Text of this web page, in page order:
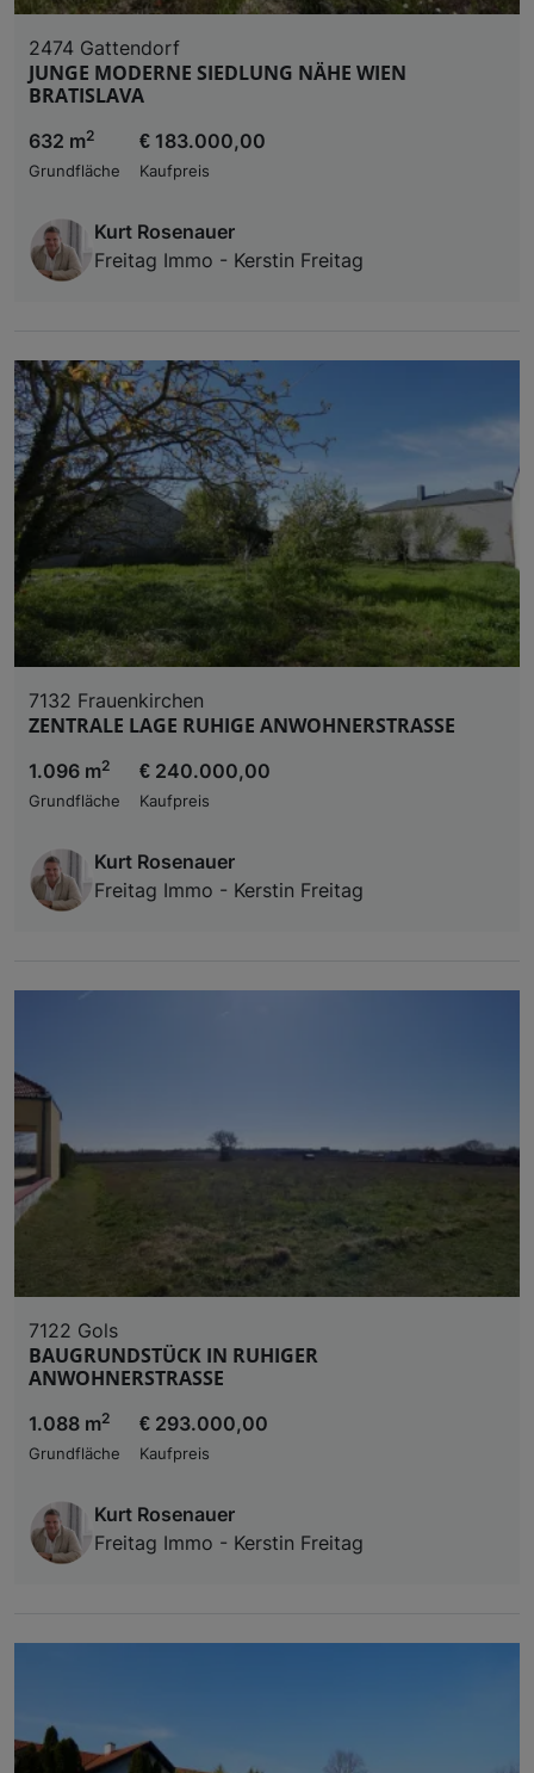
2474 Gattendorf
JUNGE MODERNE SIEDLUNG NÄHE WIEN
BRATISLAVA
632 m2
Grundfläche
€ 183.000,00
Kaufpreis
Kurt Rosenauer
Freitag Immo - Kerstin Freitag
7132 Frauenkirchen
ZENTRALE LAGE RUHIGE ANWOHNERSTRASSE
1.096 m2
Grundfläche
€ 240.000,00
Kaufpreis
Kurt Rosenauer
Freitag Immo - Kerstin Freitag
7122 Gols
BAUGRUNDSTÜCK IN RUHIGER
ANWOHNERSTRASSE
1.088 m2
Grundfläche
€ 293.000,00
Kaufpreis
Kurt Rosenauer
Freitag Immo - Kerstin Freitag